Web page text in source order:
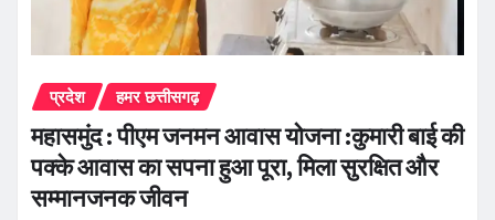
प्रदेश हमर छत्तीसगढ़
महासमुंद : पीएम जनमन आवास योजना :कुमारी बाई की
पक्के आवास का सपना हुआ पूरा, मिला सुरक्षित और
सम्मानजनक जीवन